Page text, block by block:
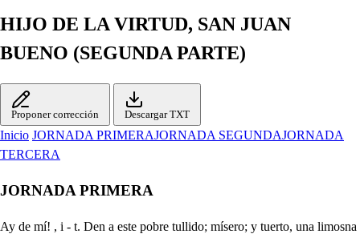
HIJO DE LA VIRTUD, SAN JUAN
BUENO (SEGUNDA PARTE)
Proponer corrección Descargar TXT
Inicio JORNADA PRIMERAJORNADA SEGUNDAJORNADA
TERCERA
JORNADA PRIMERA
Ay de mí! , i - t. Den a este pobre tullido; mísero; y tuerto, una limosna por Dios. En qué desdichas me veo! mas no soy tan pobre, que una familia sustento que como sarna me come, y pica como hormiguero: Pero ya que aquí me hallo, y el boquirubio mancebo, de la ingrata Dapine amante, tiende el dorado cabello, quiero la raspa render, pues me ha de venir a pelo; según estoy de pelón, y no han de decir por esto, que yo soy quitapelillos, pues él se queda con ellos, alibiaré de familia, pues en esta parte advierto, que me lastiman sin cuenta, Del Capitán Don Franciso y me molestan sin cuento: mas esto aparte dejando, la vida del pobre, cierto que viene a ser descansada, pues después que doy en serlo, o esta que llaman fortuna en tal estado me ha puesto, por seguirá un amo, que por castigo me dio el cielo, no tengo ningún cuidado, pues a pierna suelta duermo, y entre la chusma de pobres, a todo el mundo gobierno. Y como en fin me han hallado todos ellos algo acedo, teliquia, o rezagos, que me quedaron de Sargento, todos me llaman Agraz, y Agraz me llamo en efeto. Pero no es cosa notable, que después que fue al desierto mi amo, del no he sabido! . Ay de mí! Pero qué es esto? suspírito: guarda fuera; que será piadosos cielos! Este Juan, este prodigio de penitencias, y espejo de santidad, tan rendido me tiene ya en el tormento, de ver que en las tentaciones, con que postrarle pretendo, cuanto adelante camino, tanto más atras me quedo en contrastar su constancia. O pesia mi enojo mesmo! no se contentará Dios con haberle hecho tan bueno, tan justo, y tan virinoso, que de las honras vuyendo, con que el Duque de Ferrara quiso (terrible tormento!) ilustrarle, las dejase, haciendo de ellas desprecio? no bastaba, que después que el Duque, rato suceso! gozase en su nombre a Este la, Dios por premiar sus afectos, y porque el nombre de Juan tuvo intervención en ello, milagrosamente hiciese tan extraño casamiento? y no le bastaba ver, que apartándole su celo de las glorias de Ferrara, se fuese de ella al desierto, por ejércitar mejor, sin ningún divertimiento, el ayuno, y la oración, martirizando su cuerpo? no le bastaba, que en él, por instantes, y momentos, los Ángeles le asistiesen? sino que para más pienio, Dios, la Virgen, y los Santos, tuviese por compañeros? no bastaba? no bastaba? ya que estaba en el contento? dejarle abí, y no mandarle, que a Mantua, vienese luego, para ser freno de vicios, y de pecados remedio? Pero para que me canso en darle quejas al viento, aqueste (pesamiento!) no es en cuyo nacimiento las campañas repicando, milagrosamente fueron de su virtud, consecuencia, y anuncio en el mesmo tiempo de su milagrosa vida? 486 Segunda parte, El hijo mas no importa nada de esto, si mis iras, mi soberbia, mi venganza, y mi ardimiento le sigue, para alcanzar de su humildad, de su afecto, descanso, alivio, victoria, palma, triunfo, y vencimiento: Pero otro pobre está aquí, de aqueste valerme quiero, porque a tan dichoso fin, el haya de ser el medio; y así alcanzaré lo más, valiéndome de lo menos, y más seguro, pues el fue en el siglo su escudero. Si fue ilusión del sentido? Mas aquí está un Caballero, quiero pedirle limosna con desensado, y despejo, que aunque llegue sin vergüenza, al menos no voy sin miedo. Pobre, humilde, desdichado, que haces en ese suelo postrado a los pies de tanta miseria? Como no tengo quien me dé la mano, Toma la mía, que te prometo hacerte rico, y dichoso correspondiendo, a mis ruegos. Haré cuanto me mandaréis: Pero soltad, soltad presto, y no me hagáis este daño, que me abraso, y aún me veso: Tenéis calentura, o sarna; porque no sé qué me huelo? Mas decidme que he de hacer, señor, en servicio vuestro? Quiero que a ese desdichado, que en ese mí sero lecho tanta copia de desdichas tienen postrado, y sujeto, a que deje sus miserias lo reduzgas con consejos, diciéndole, que un amigo tienes, que galas, dineros, y que aún salud le dará, porque siente mucho verlo así. No será mejor, y tendrá mejor efecto, que pues eres tú su amigo, que tú se lo digas mesmo? No, que no quiero que sepa que yo ese bien le prometo, porque aunque yo soy su amigo, él me odía con tal extremo, que si me llegara a ver, se malograta mi intento, porque huirá de mí; y así, tú tienes de hacerlo: Pero si tus persuasiones, con carimosos afectos no lo pueden reducir, lo has de tratar de enbustero, hipócrita, haciendo chanza de sus locos debaneos, podrá ser que de esta suerte nuestro disinio logremos; y para que des principio, solo amigo Agras te dejo. En todo tu gusto haré. En la plaza en fin te espero, donde para ambos a dos, como amigo verdadero, te daré cuanto quisieres, no faltando a lo propuesto. . Ay de mí! Aqueste quejido. fue el mismo; ya estoy contento, pues de aquesta suerte ya, miedo, ni vergüennza tengo. , . . Ya se lo he dicho, O soberano Señor, suma dicha, bien inmenso de mi esperanza feliz, descanso, alibio, y sosiego; dadme a padecer más males, pues conforme yo merezco, males son los que me faltan, y bienes los que poseo! Que compasión! qué terneza! lástima me ha dado verlo! que penitente que está! Pero qué miro? qué veo? este es mi amo; mas darme por desentendido quiero, pues estoy pobre, y a un pobre quien tiene de conocerlo? Ha codicia lo que puedes! pero mi discurso empiezo. Hermano? mucho me pesa verle enfermo, y sin remedio! Quién es? Un pobre tullido. O qué dicha! qué consuelo! si un pobre a Dios representa, a Dios en mi casa tengo. O quién tuviera que darle! Pero amigo, si deseos pueden las obras suplir, esos son los que le ofrezco. Mas Simón? hermano? amigo? como hallegado a esteextremo? . . Dígame cuanto quisiere, mayor es ya mi dolor! No soy Simon, ni por pienso. . Qué mogigato que está! No es Simón? tengo de parlar en Griego? Mas que un hierro soy Auras! l. Muy bien dice, así lo entiendo. Ni quiero que me de nada, antes compasivo, y tierno, de verle en esa desdicha, hacerle mucho bien quiero: salga de tanta miseria, porque yo un amigo tengo que le dará hacienda, gusto, descanso, quietud, sosiego, y aún salud. Espere hermano, qué dice? Que aquesto es cierto. O qué engañado que vive! Pues porque ese consejo no lo toma para sí? Mire hermano, advierta en esto; el mayor bien, la riqueza mejor, y de más aprecio, es servir, y amar a Dios, en él todo lo tenemos, solo él puede dar salud, todo lo demás es hyerro. Pues si buesarced se agarra de las aldabas del cielo, el Demonio que lo envista. Mas que gentil majadero me parece buesarced, hipocritonazo, y necio! Tiene razón, soy niuy malo, eso yo se lo confieso. Mas que querrá hacer milagros el santurrón enbustero con su fingida virtud, y con esos embelecos? que eso, y mucho más merezco. eca Nacional de España Oye 4 Segunda parte, El hijoo Óyeme? pues si me emperro, con esta muleta, mire, le he de dar algunos muertos. Qué bien, hermano, que hiciera! Más gente viene, y supuesto que aquel Caballero aguarda, quieroverle, y volverluego. Piadoso Redentor mío, que poco por vos padezco, cuando solo por mis culpas. en esa Cruz estáis puesto! Ya Rícela estás logrando el gusto, el bien, el deseo de ver a aquel hombre, a quien por su virtud, por su ejemplo, y sus penitencias; mas que por su apellido mesmo, con justa razón le llaman a un tiempo todos, el Bueno: Vesle allí miseramente, en lo humilde de aquel lecho postrado, Rícela, donde sus penitencias le han puesto. El que en la virtud se extrema, Astolfo, todo es extremos, en la penitencia halla; alago, gusto, y consuelo; porque como en Dios está, Dios le está favoreciendo con sus aujilios, y Dios está en él a un mesmo tiempo. Que alegre que tiene el rostro! Al mirarle da respeto! Démosle, Astolfo, limosna, y vamos, porque pienso que es ya tarde, que otro día de espacio a verle vendremos, si te parece, Astolfo. No la quiere, porque el cielo, en la caridad de Irene, le tiene un vínculo puesto con que lo sustenta; y dice; que lo demás es superfluo. De un acto tan viriuoso, envidia de Irene llevo! Pero ya llega a traer el ordinario sustento, con que a Juan Bueno socorre. Vamos, Rícela, que Sergio, . si la vista no me miente, la viene, ay de mí! siguiendo, y he de volver, para dar con este bruñido acero, (si a hablarla llega, y si tiene aquese atrevimiento) fin a su loca porfía, y principio a mi sosiego. Que te ha dado, Astolfo, que el semblante mal compuesto se te ha turbado en el rostro? Vamos, Rícela. No entiendo estos accidentes, más parece que celos llevo. A Irene, cuya deidad es prodigio de estos tiempos, pues suspende su hermosura, y pasma su entendimiento; adoro sin esperanza, y sirvo, ay de mí! sin premio; porque veo que me gano en lo mesmo que me pierdo. Llega, y veremos a Juan, Laura, aquel raro ejemplo de virtud, i penitencia, y de comer le daremos. Pero si mal no lo miro, a Astolfo juzgo que veo, y pues aquí no he de hablarla; esperar que salga quiero. Hay vana esperanza mía! hado impío, cruel incendio, no me basta con amor; sino matarme con celos? . Hurmano Juan? Mi señora? Cómo se halla? Como puedo, con los regalos de Dios, y con los favores vuestros: Muy bien, señora, me hallo, pues más que merezco tengo, Como sé cuán poco come, no le traigo más que aquesto, por no disgustarle, hermano: coma, que yo se lo ruego,; S Solo un bocasto de pan basta para mi sustento, porque ya sabéis, señora, (como experiencia habéis hecho) que mi estómago es tan débil, que al acabar de comerlo, como no me lo consiente, luego al instante lo vuelvo. Yo estimo la caridad, y advertid, que en algún tiempo podrá ser que yo os lo pague: Mas no quisiera, os prometo, que fueran tan solamente movidos estos extremos de la lástima de ver la miseria que padezco, si no de agradar a Dios, y tener en sin con ello señora, a Dios obligado, que es lo justo; y lo perfecto. Qué santidad! Qué virtud! Ese, Juan, solo es mi intento; coma en el nombre de Dios, porque si deja de hacerlo, será imposible que viva. A Dios, y a vos obedezco. Desde que en la cama está, con amor, y con afecto de su régalo he cuidado, y haré adelante lo mesmo todo el ti